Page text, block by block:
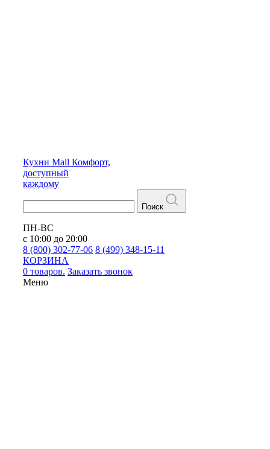
Кухни Mall Комфорт,
доступный
каждому
Поиск
ПН-ВС
с 10:00 до 20:00
8 (800) 302-77-06 8 (499) 348-15-11
КОРЗИНА
0 товаров. Заказать звонок
Меню